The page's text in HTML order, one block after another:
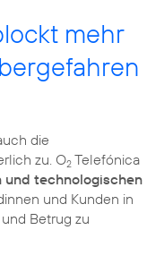
mehr
die
zu. O2 Telefónica
und technologischen
und Kunden in
Betrug zu